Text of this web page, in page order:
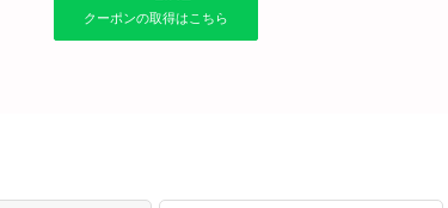
クーポンの取得はこちら